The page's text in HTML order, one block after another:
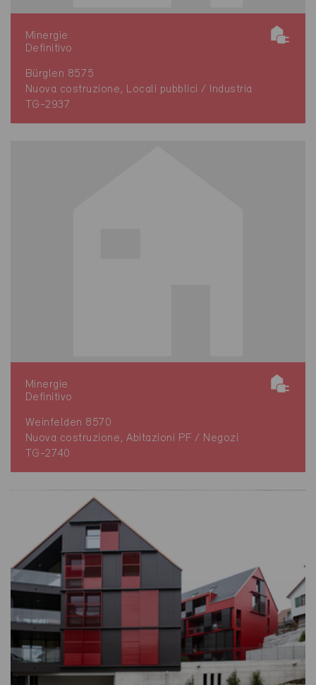
Minergie
Definitivo
Bürglen 8575
Nuova costruzione, Locali pubblici / Industria
TG-2937
Minergie
Definitivo
Weinfelden 8570
Nuova costruzione, Abitazioni PF / Negozi
TG-2740